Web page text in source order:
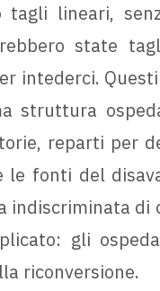
tagli lineari,
state
intederci.
struttura
reparti per
le fonti del
indiscriminata di
gli
riconversione.